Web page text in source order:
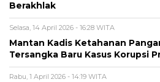
Berakhlak
Selasa, 14 April 2026 - 16:28 WITA
Mantan Kadis Ketahanan
Tersangka Baru Kasus Korupsi
Rabu, 1 April 2026 - 14:19 WITA